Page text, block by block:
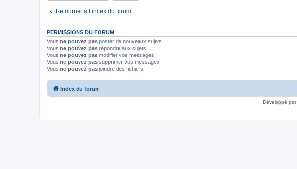
Retourner à l’index du forum
PERMISSIONS DU FORUM
Vous ne pouvez pas poster de nouveaux sujets
Vous ne pouvez pas répondre aux sujets
Vous ne pouvez pas modifier vos messages
Vous ne pouvez pas supprimer vos messages
Vous ne pouvez pas joindre des fichiers
Index du forum
Développé par